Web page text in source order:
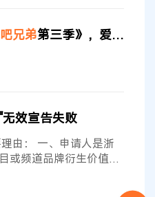
兄弟5-扑倒大作战》、
游戏的开发者
兄弟第三季》，爱奇艺起诉软件运营者
无效宣告失败
由： 一、申请人是浙
或频道品牌衍生价值开
是浙江卫视推出的大